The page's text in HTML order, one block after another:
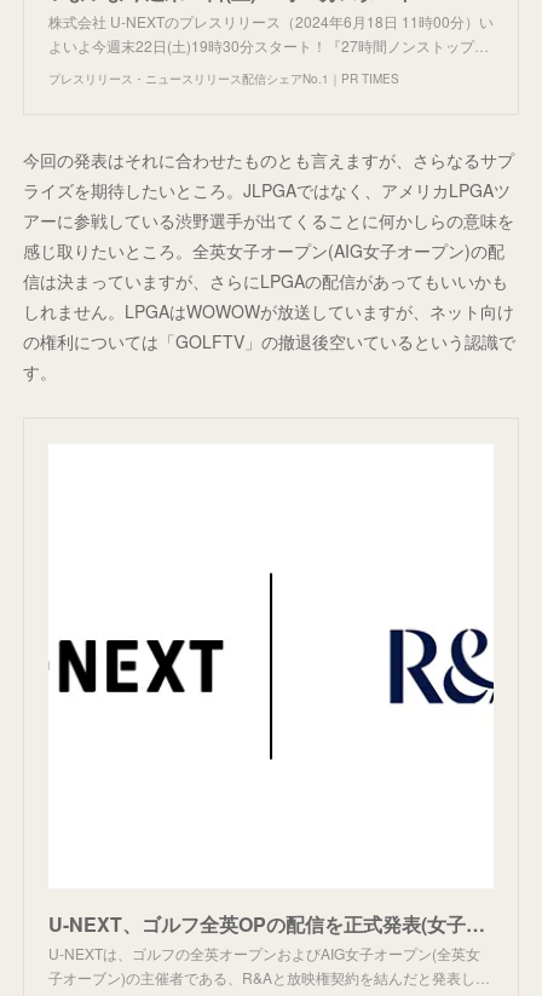
株式会社 U-NEXTのプレスリリース（2024年6月18日 11時00分）い
よいよ今週末22日(土)19時30分スタート！『27時間ノンストップ…
プレスリリース・ニュースリリース配信シェアNo.1｜PR TIMES
今回の発表はそれに合わせたものとも言えますが、さらなるサプ
ライズを期待したいところ。JLPGAではなく、アメリカLPGAツ
アーに参戦している渋野選手が出てくることに何かしらの意味を
感じ取りたいところ。全英女子オープン(AIG女子オープン)の配
信は決まっていますが、さらにLPGAの配信があってもいいかも
しれません。LPGAはWOWOWが放送していますが、ネット向け
の権利については「GOLFTV」の撤退後空いているという認識で
す。
U-NEXT、ゴルフ全英OPの配信を正式発表(女子も)。
U-NEXTは、ゴルフの全英オープンおよびAIG女子オープン(全英女
子オーブン)の主催者である、R&Aと放映権契約を結んだと発表し…